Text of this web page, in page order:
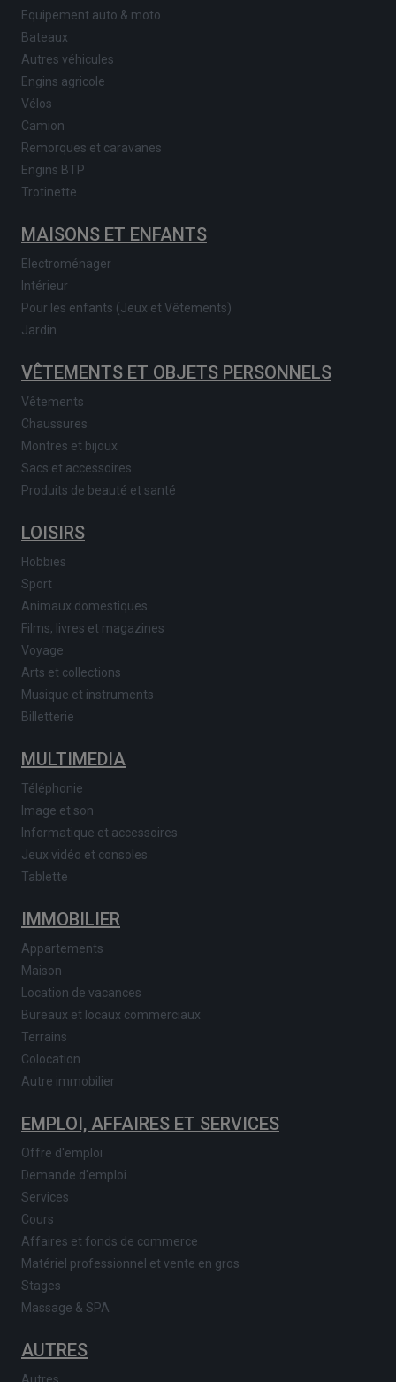
Equipement auto & moto
Bateaux
Autres véhicules
Engins agricole
Vélos
Camion
Remorques et caravanes
Engins BTP
Trotinette
MAISONS ET ENFANTS
Electroménager
Intérieur
Pour les enfants (Jeux et Vêtements)
Jardin
VÊTEMENTS ET OBJETS PERSONNELS
Vêtements
Chaussures
Montres et bijoux
Sacs et accessoires
Produits de beauté et santé
LOISIRS
Hobbies
Sport
Animaux domestiques
Films, livres et magazines
Voyage
Arts et collections
Musique et instruments
Billetterie
MULTIMEDIA
Téléphonie
Image et son
Informatique et accessoires
Jeux vidéo et consoles
Tablette
IMMOBILIER
Appartements
Maison
Location de vacances
Bureaux et locaux commerciaux
Terrains
Colocation
Autre immobilier
EMPLOI, AFFAIRES ET SERVICES
Offre d'emploi
Demande d'emploi
Services
Cours
Affaires et fonds de commerce
Matériel professionnel et vente en gros
Stages
Massage & SPA
AUTRES